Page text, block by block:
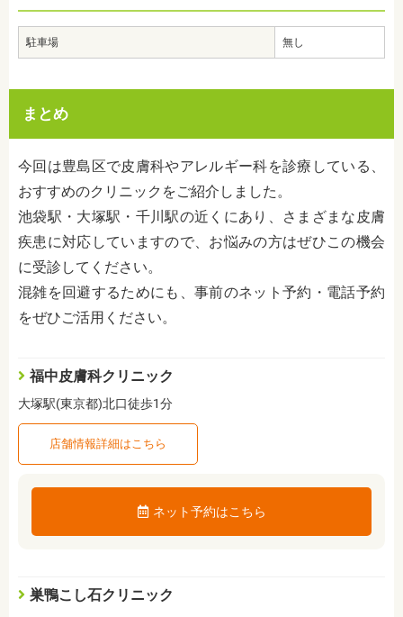
駐車場 無し
まとめ
今回は豊島区で皮膚科やアレルギー科を診療している、
おすすめのクリニックをご紹介しました。
池袋駅・大塚駅・千川駅の近くにあり、さまざまな皮膚
疾患に対応していますので、お悩みの方はぜひこの機会
に受診してください。
混雑を回避するためにも、事前のネット予約・電話予約
をぜひご活用ください。
福中皮膚科クリニック
大塚駅(東京都)北口徒歩1分
店舗情報詳細はこちら
ネット予約はこちら
巣鴨こし石クリニック